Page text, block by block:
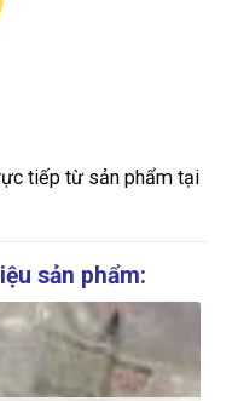
tiếp từ sản phẩm tại
sản phẩm: